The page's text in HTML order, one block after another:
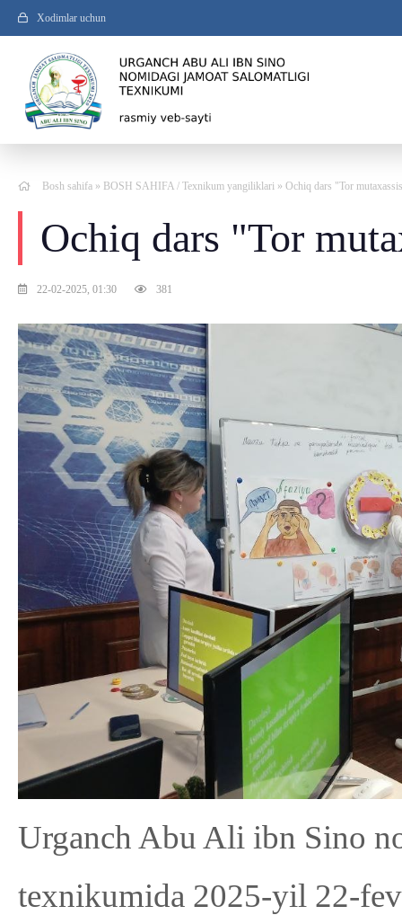
Xodimlar uchun
Bosh sahifa » BOSH SAHIFA / Texnikum yangiliklari » Ochiq dars "Tor
Ochiq dars "Tor
22-02-2025, 01:30 381
Urganch Abu Ali ibn Sino
texnikumida 2025-yil 22-